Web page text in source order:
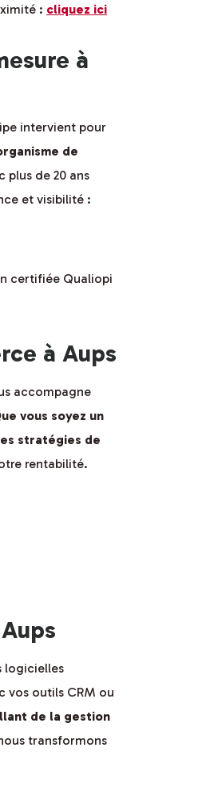
: cliquez ici
à
intervient pour
de
plus de 20 ans
et visibilité :
certifiée Qualiopi
à Aups
accompagne
vous soyez un
stratégies de
rentabilité.
logicielles
vos outils CRM ou
de la gestion
transformons